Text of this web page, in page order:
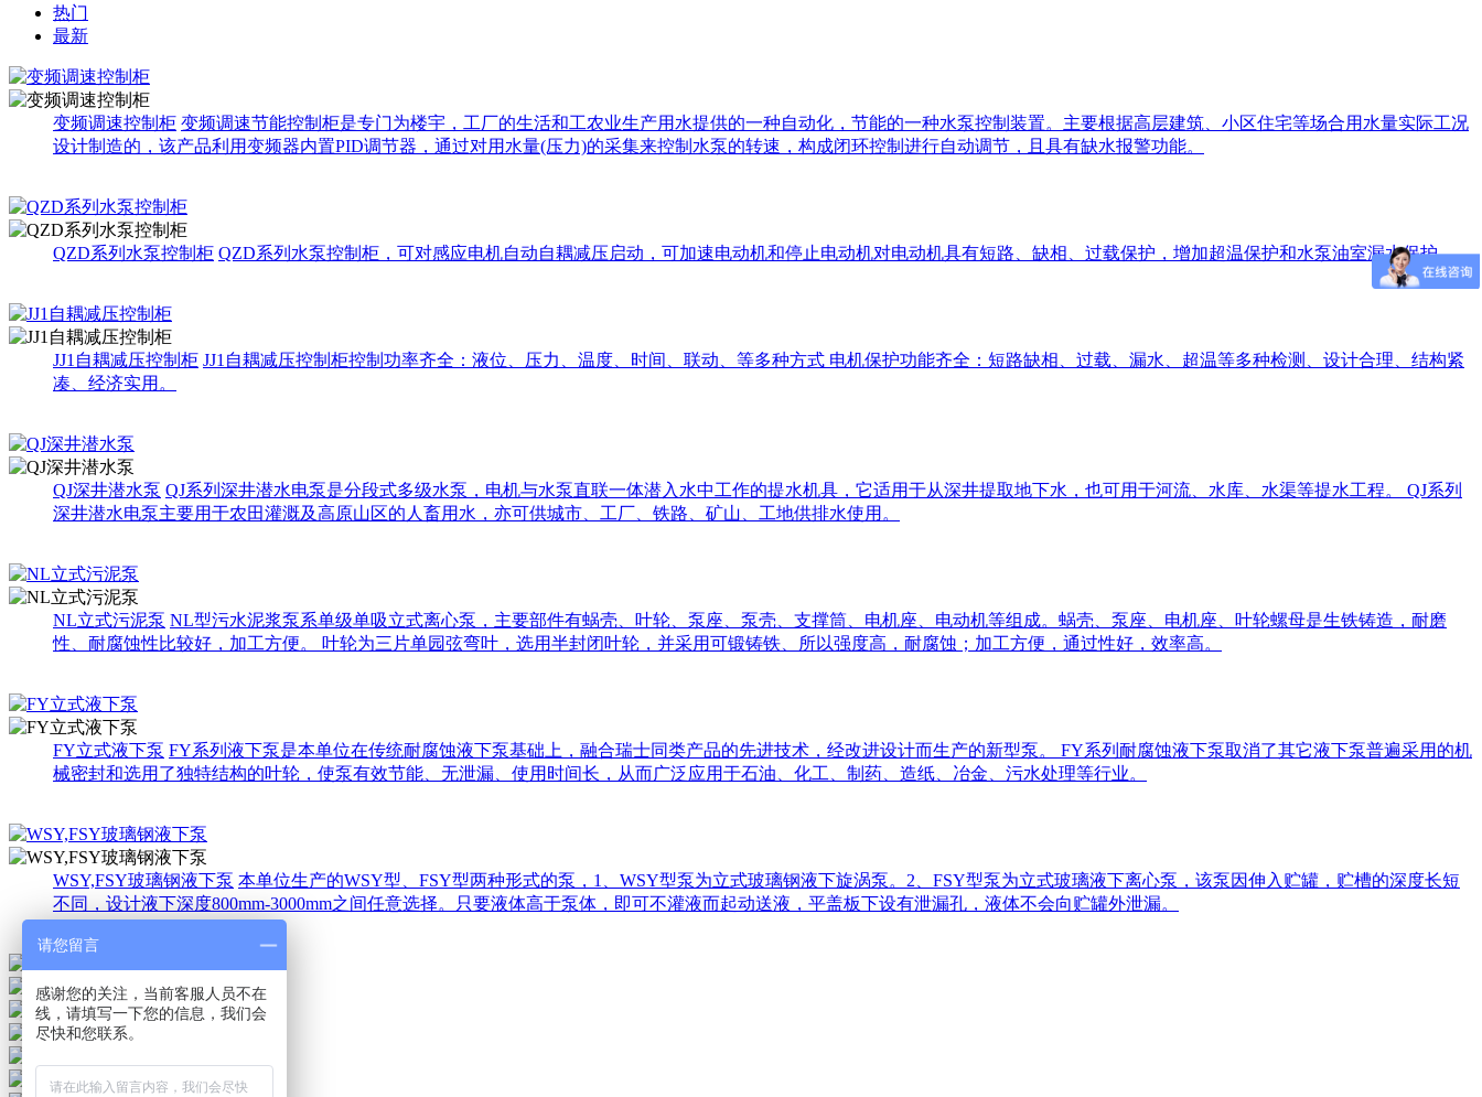
热门
最新
变频调速控制柜 变频调速节能控制柜是专门为楼宇，工厂的生活和工农业生产用水提供的一种自动化，节能的一种水泵控制装置。主要根据高层建筑、小区住宅等场合用水量实际工况
设计制造的，该产品利用变频器内置PID调节器，通过对用水量(压力)的采集来控制水泵的转速，构成闭环控制进行自动调节，且具有缺水报警功能。
QZD系列水泵控制柜 QZD系列水泵控制柜，可对感应电机自动自耦减压启动，可加速电动机和停止电动机对电动机具有短路、缺相、过载保护，增加超温保护和水泵油室漏水保护。
JJ1自耦减压控制柜 JJ1自耦减压控制柜控制功率齐全：液位、压力、温度、时间、联动、等多种方式 电机保护功能齐全：短路缺相、过载、漏水、超温等多种检测、设计合理、结构紧
凑、经济实用。
QJ深井潜水泵 QJ系列深井潜水电泵是分段式多级水泵，电机与水泵直联一体潜入水中工作的提水机具，它适用于从深井提取地下水，也可用于河流、水库、水渠等提水工程。 QJ系列
深井潜水电泵主要用于农田灌溉及高原山区的人畜用水，亦可供城市、工厂、铁路、矿山、工地供排水使用。
NL立式污泥泵 NL型污水泥浆泵系单级单吸立式离心泵，主要部件有蜗壳、叶轮、泵座、泵壳、支撑筒、电机座、电动机等组成。蜗壳、泵座、电机座、叶轮螺母是生铁铸造，耐磨
性、耐腐蚀性比较好，加工方便。 叶轮为三片单园弦弯叶，选用半封闭叶轮，并采用可锻铸铁、所以强度高，耐腐蚀；加工方便，通过性好，效率高。
FY立式液下泵 FY系列液下泵是本单位在传统耐腐蚀液下泵基础上，融合瑞士同类产品的先进技术，经改进设计而生产的新型泵。 FY系列耐腐蚀液下泵取消了其它液下泵普遍采用的机
械密封和选用了独特结构的叶轮，使泵有效节能、无泄漏、使用时间长，从而广泛应用于石油、化工、制药、造纸、冶金、污水处理等行业。
WSY,FSY玻璃钢液下泵 本单位生产的WSY型、FSY型两种形式的泵，1、WSY型泵为立式玻璃钢液下旋涡泵。2、FSY型泵为立式玻璃液下离心泵，该泵因伸入贮罐，贮槽的深度长短
不同，设计液下深度800mm-3000mm之间任意选择。只要液体高于泵体，即可不灌液而起动送液，平盖板下设有泄漏孔，液体不会向贮罐外泄漏。
请您留言
感谢您的关注，当前客服人员不在
线，请填写一下您的信息，我们会
尽快和您联系。